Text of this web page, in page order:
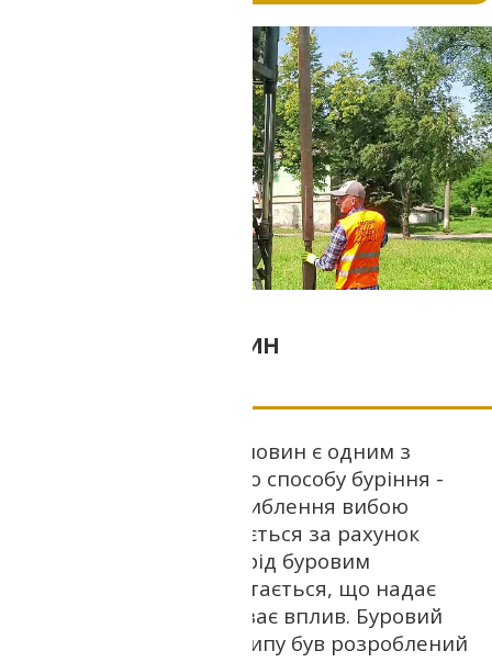
Буріння свердловин
Шнекове буріння свердловин є одним з
різновидів обертального способу буріння -
способу, при якому поглиблення вибою
свердловини забезпечується за рахунок
руйнування гірських порід буровим
наконечником, що обертається, що надає
дробить, стирає або зрізає вплив. Буровий
інструмент шнекового типу був розроблений